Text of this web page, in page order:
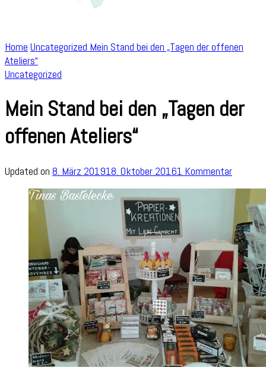
Home Uncategorized Mein Stand bei den „Tagen der offenen
Ateliers“
Uncategorized
Mein Stand bei den „Tagen der
offenen Ateliers“
Updated on 8. März 201918. Oktober 20161 Kommentarzu
Stand
bei
den
„Tagen
der
offenen
Ateliers“